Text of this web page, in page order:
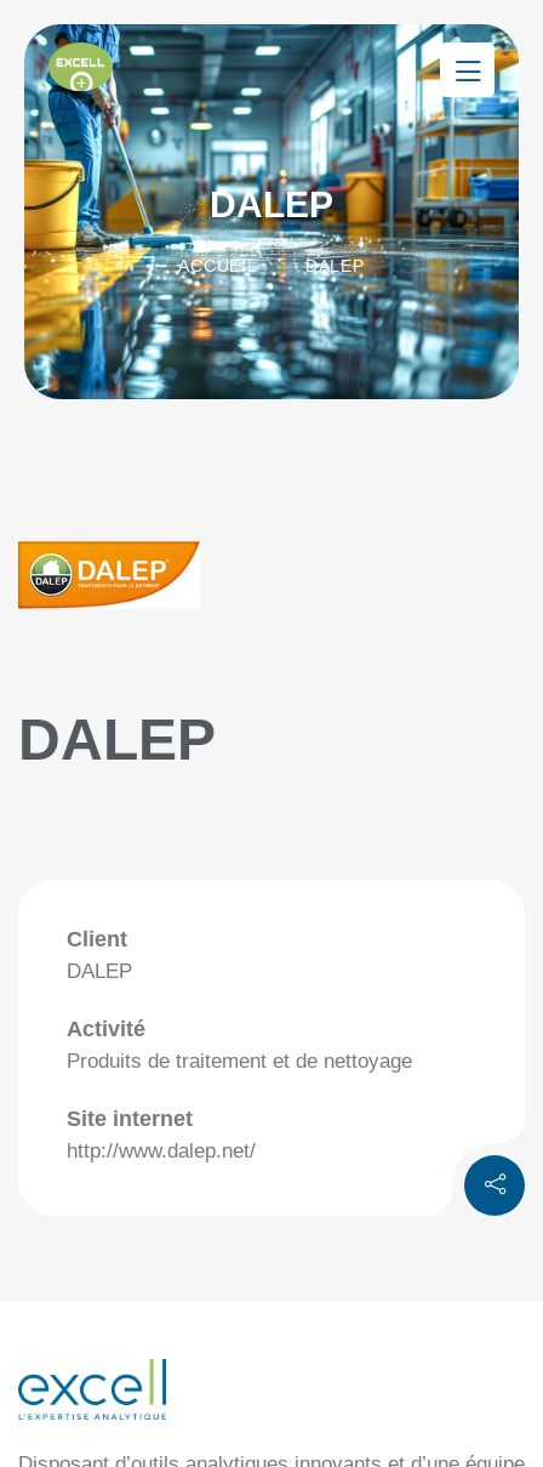
DALEP
ACCUEIL DALEP
DALEP
Client
DALEP
Activité
Produits de traitement et de nettoyage
Site internet
http://www.dalep.net/